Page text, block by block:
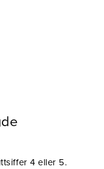
4 eller 5.